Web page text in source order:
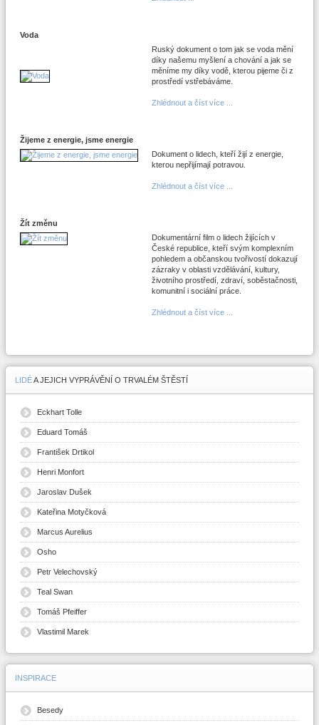
Voda
Ruský dokument o tom jak se voda mění
díky našemu myšlení a chování a jak se
měníme my díky vodě, kterou pijeme či z
prostředí vstřebáváme.
Zhlédnout a číst více ...
Žijeme z energie, jsme energie
Dokument o lidech, kteří žijí z energie,
kterou nepřijímají potravou.
Zhlédnout a číst více ...
Žít změnu
Dokumentární film o lidech žijících v
České republice, kteří svým komplexním
pohledem a občanskou tvořivostí dokazují
zázraky v oblasti vzdělávání, kultury,
životního prostředí, zdraví, soběstačnosti,
komunitní i sociální práce.
Zhlédnout a číst více ...
LIDÉA JEJICH VYPRÁVĚNÍ O TRVALÉM ŠTĚSTÍ
Eckhart Tolle
Eduard Tomáš
František Drtikol
Henri Monfort
Jaroslav Dušek
Kateřina Motyčková
Marcus Aurelius
Osho
Petr Velechovský
Teal Swan
Tomáš Pfeiffer
Vlastimil Marek
INSPIRACE
Besedy